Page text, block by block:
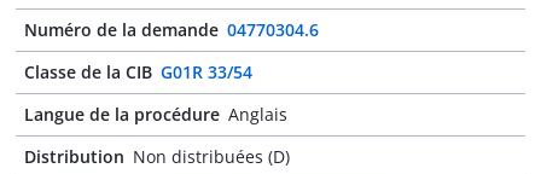
Numéro de la demande 04770304.6
Classe de la CIB G01R 33/54
Langue de la procédure Anglais
Distribution Non distribuées (D)